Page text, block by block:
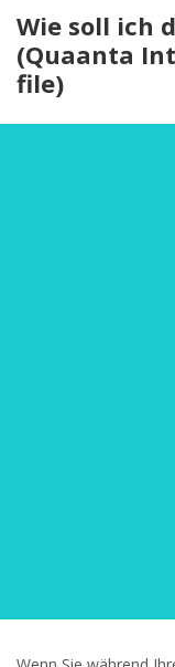
Wie soll ich
(Quaanta
file)